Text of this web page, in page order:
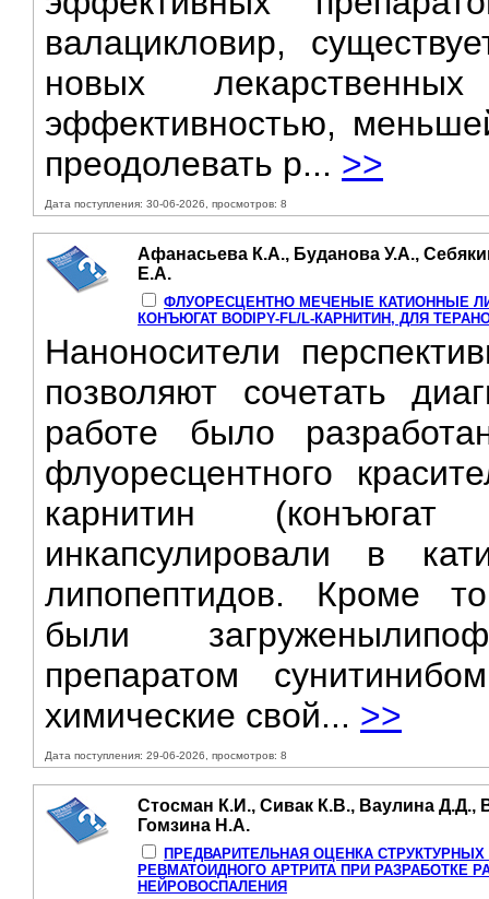
валацикловир,
новых
эффективностью,
преодолевать р... >>
Дата поступления: 30-06-2026, просмотров: 8
Афанасьева К.А., Буданова У.А.,
Е.А.
ФЛУОРЕСЦЕНТНО МЕЧЕНЫЕ КАТИОННЫЕ
КОНЪЮГАТ BODIPY-FL/L-КАРНИТИН, ДЛЯ
Наноносители
позволяют сочетать
работе было
флуоресцентного
карнитин (конъюгат
инкапсулировали в
липопептидов. Кроме
были
препаратом
химические свой... >>
Дата поступления: 29-06-2026, просмотров: 8
Стосман К.И., Сивак К.В., Ваулина
Гомзина Н.А.
ПРЕДВАРИТЕЛЬНАЯ ОЦЕНКА
РЕВМАТОИДНОГО АРТРИТА ПРИ РАЗРАБОТКЕ
НЕЙРОВОСПАЛЕНИЯ